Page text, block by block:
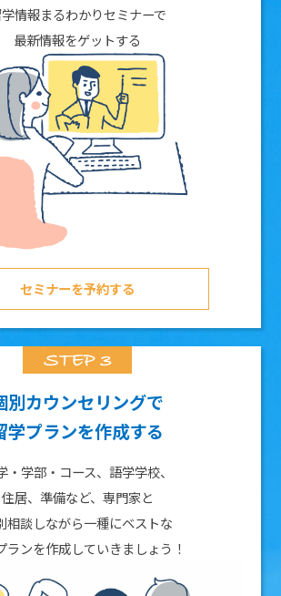
情報まるわかりセミナーで
最新情報をゲットする
セミナーを予約する
別カウンセリングで
学プランを作成する
・学部・コース、語学学校、
住居、準備など、専門家と
相談しながら一種にベストな
ランを作成していきましょう！